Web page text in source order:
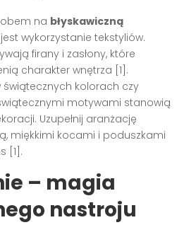
na błyskawiczną
jest wykorzystanie tekstyliów.
firany i zasłony, które
charakter wnętrza [1].
świątecznych kolorach czy
motywami stanowią
Uzupełnij aranżację
miękkimi kocami i poduszkami
[1].
– magia
nastroju